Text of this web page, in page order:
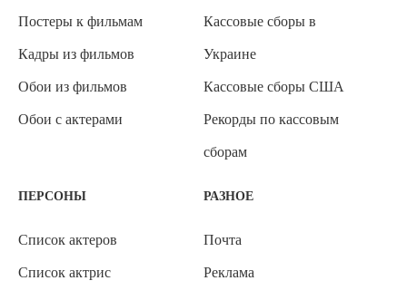
Постеры к фильмам
Кадры из фильмов
Обои из фильмов
Обои с актерами
Кассовые сборы в
Украине
Кассовые сборы США
Рекорды по кассовым
сборам
ПЕРСОНЫ
Список актеров
Список актрис
РАЗНОЕ
Почта
Реклама